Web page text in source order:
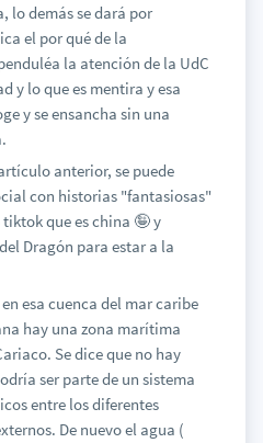
lo demás se dará por
el por qué de la
la atención de la UdC
y lo que es mentira y esa
y se ensancha sin una
anterior, se puede
con historias "fantasiosas"
que es china 🤪 y
Dragón para estar a la
esa cuenca del mar caribe
hay una zona marítima
Se dice que no hay
ser parte de un sistema
entre los diferentes
De nuevo el agua (